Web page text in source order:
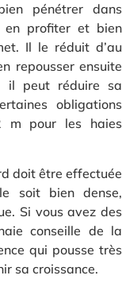
pénétrer dans
en profiter et bien
Il le réduit d’au
repousser ensuite
il peut réduire sa
obligations
m pour les haies
doit être effectuée
soit bien dense,
Si vous avez des
conseille de la
qui pousse très
sa croissance.